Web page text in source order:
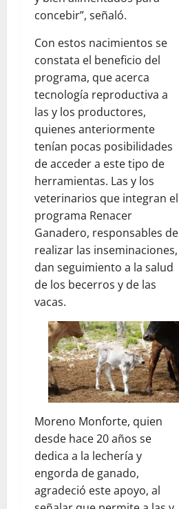
concebir”, señaló.
Con estos nacimientos se
constata el beneficio del
programa, que acerca
tecnología reproductiva a
las y los productores,
quienes anteriormente
tenían pocas posibilidades
de acceder a este tipo de
herramientas. Las y los
veterinarios que integran el
programa Renacer
Ganadero, responsables de
realizar las inseminaciones,
dan seguimiento a la salud
de los becerros y de las
vacas.
Moreno Monforte, quien
desde hace 20 años se
dedica a la lechería y
engorda de ganado,
agradeció este apoyo, al